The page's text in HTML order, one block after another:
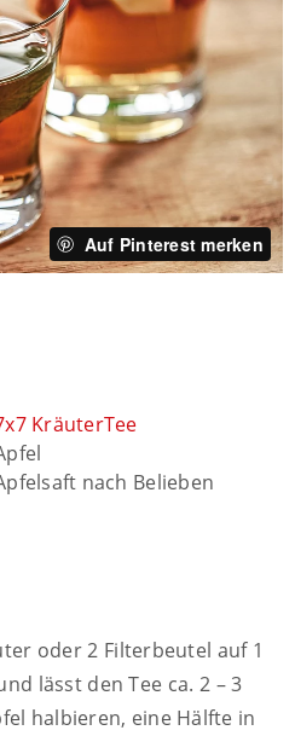
Auf Pinterest merken
KräuterTee
nach Belieben
oder 2 Filterbeutel auf 1
lässt den Tee ca. 2 – 3
halbieren, eine Hälfte in